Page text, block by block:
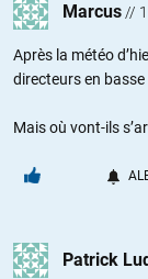
Marcus //
Après la météo
directeurs en basse
Mais où vont-ils
Patrick